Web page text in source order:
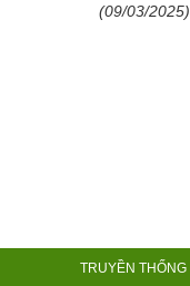
(09/03/2025)
TRUYỀN THỐNG